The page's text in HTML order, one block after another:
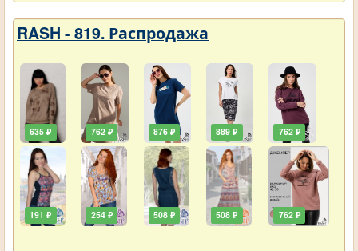
RASH - 819. Распродажа
635 ₽
191 ₽
762 ₽
254 ₽
876 ₽
508 ₽
889 ₽
508 ₽
762 ₽
762 ₽